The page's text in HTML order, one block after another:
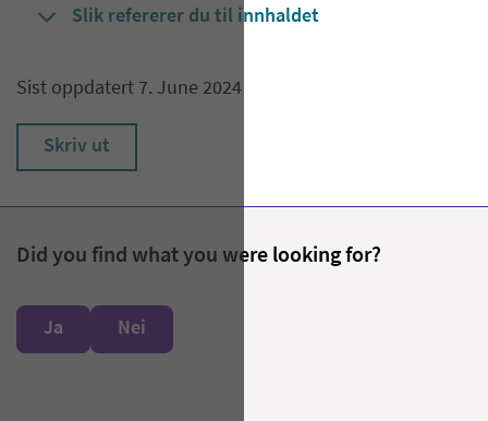
Slik refererer du til innhaldet
Sist oppdatert 7. June 2024
Skriv ut
Did you find what you were looking for?
Ja Nei